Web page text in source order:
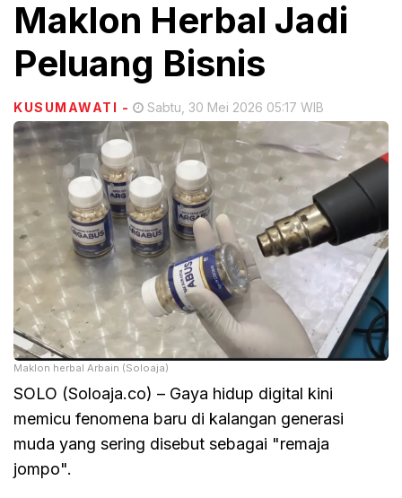
Maklon Herbal Jadi
Peluang Bisnis
KUSUMAWATI - Sabtu, 30 Mei 2026 05:17 WIB
Maklon herbal Arbain (Soloaja)
SOLO (Soloaja.co) – Gaya hidup digital kini
memicu fenomena baru di kalangan generasi
muda yang sering disebut sebagai "remaja
jompo".